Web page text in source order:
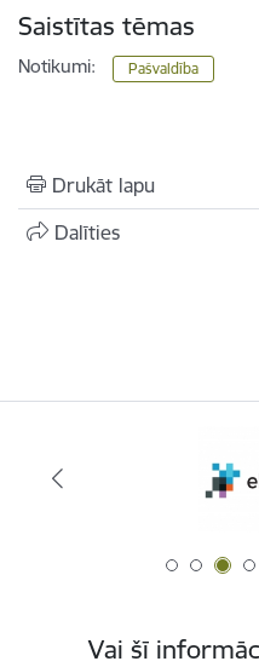
Saistītas tēmas
Notikumi: Pašvaldība
Drukāt lapu
Dalīties
Vai šī